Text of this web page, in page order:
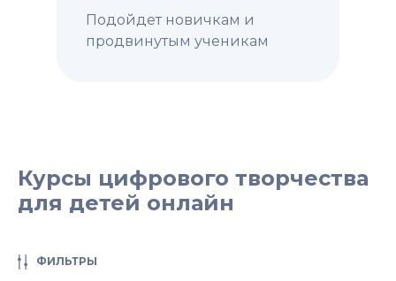
Подойдет новичкам и
продвинутым ученикам
Курсы цифрового творчества
для детей онлайн
ФИЛЬТРЫ